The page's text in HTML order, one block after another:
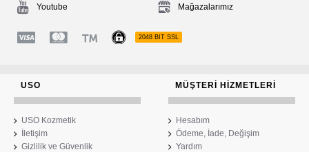
Youtube Mağazalarımız
2048 BIT SSL
USO
USO Kozmetik
İletişim
Gizlilik ve Güvenlik
MÜŞTERI HIZMETLERI
Hesabım
Ödeme, İade, Değişim
Yardım